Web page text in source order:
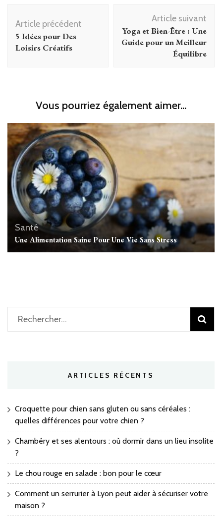
d'article
Article précédent
5 Idées pour Des
Loisirs Créatifs
Article suivant
Yoga et Bien-Être : Une
Guide pour un Meilleur
Équilibre
Vous pourriez également aimer...
Santé
Une Alimentation Saine Pour Une Vie Sans Stress
Rechercher :
ARTICLES RÉCENTS
Croquette pour chien sans gluten ou sans céréales :
quelles différences pour votre chien ?
Chambéry et ses alentours : où dormir dans un lieu insolite
?
Le chou rouge en salade : bon pour le cœur
Comment un serrurier à Lyon peut aider à sécuriser votre
maison ?